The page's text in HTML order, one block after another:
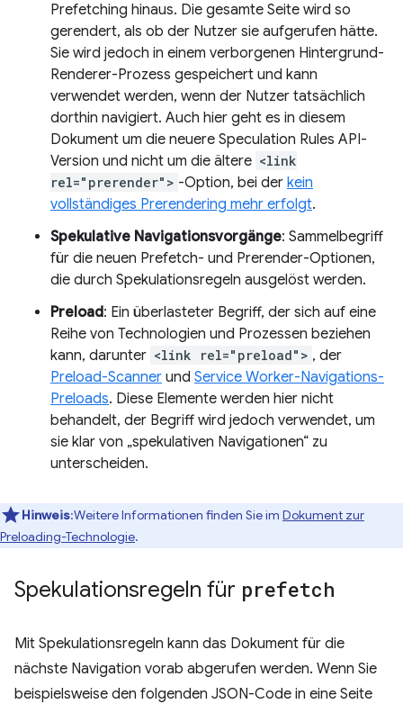
Prefetching hinaus. Die gesamte Seite wird so
gerendert, als ob der Nutzer sie aufgerufen hätte.
Sie wird jedoch in einem verborgenen Hintergrund-
Renderer-Prozess gespeichert und kann
verwendet werden, wenn der Nutzer tatsächlich
dorthin navigiert. Auch hier geht es in diesem
Dokument um die neuere Speculation Rules API-
Version und nicht um die ältere <link
rel="prerender"> -Option, bei der kein
vollständiges Prerendering mehr erfolgt.
Spekulative Navigationsvorgänge: Sammelbegriff
für die neuen Prefetch- und Prerender-Optionen,
die durch Spekulationsregeln ausgelöst werden.
Preload: Ein überlasteter Begriff, der sich auf eine
Reihe von Technologien und Prozessen beziehen
kann, darunter <link rel="preload"> , der
Preload-Scanner und Service Worker-Navigations-
Preloads. Diese Elemente werden hier nicht
behandelt, der Begriff wird jedoch verwendet, um
sie klar von „spekulativen Navigationen“ zu
unterscheiden.
Hinweis:Weitere Informationen finden Sie im Dokument zur
Preloading-Technologie.
Spekulationsregeln für prefetch
Mit Spekulationsregeln kann das Dokument für die
nächste Navigation vorab abgerufen werden. Wenn Sie
beispielsweise den folgenden JSON-Code in eine Seite